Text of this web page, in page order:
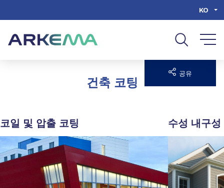
KO
건축 코팅
공유
코일 및 압출 코팅 수성 내구성